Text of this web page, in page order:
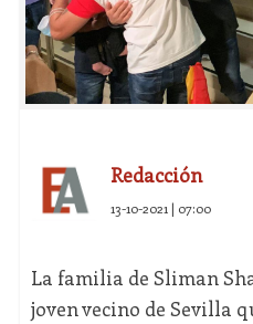
Redacción
13-10-2021 | 07:00
La familia de Sliman
joven vecino de Sevilla